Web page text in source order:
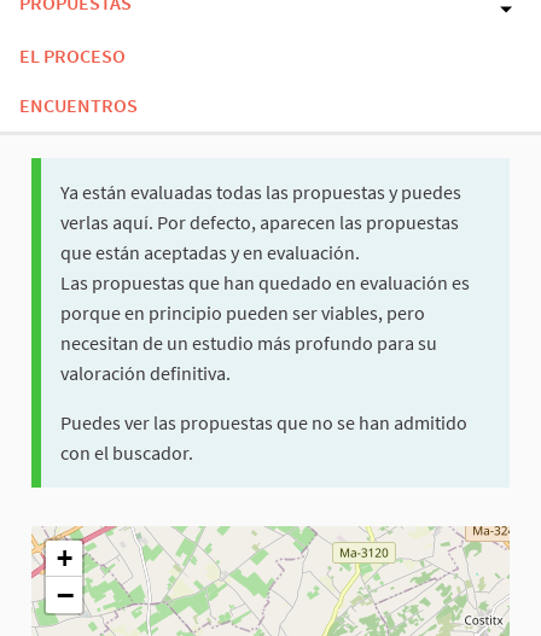
EL PROCESO
ENCUENTROS
Ya están evaluadas todas las propuestas y puedes
verlas aquí. Por defecto, aparecen las propuestas
que están aceptadas y en evaluación.
Las propuestas que han quedado en evaluación es
porque en principio pueden ser viables, pero
necesitan de un estudio más profundo para su
valoración definitiva.
Puedes ver las propuestas que no se han admitido
con el buscador.
El siguiente elemento es un mapa que presenta los
+
−